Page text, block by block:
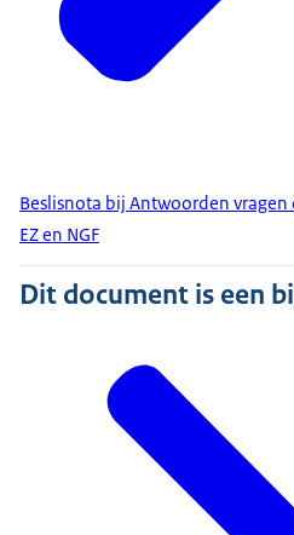
Beslisnota bij Antwoorden
EZ en NGF
Dit document is een